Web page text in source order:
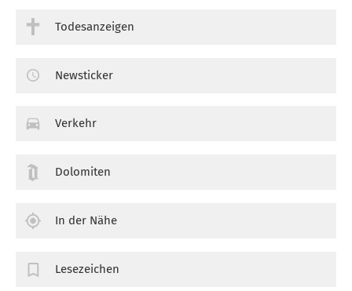
Todesanzeigen
Newsticker
Verkehr
Dolomiten
In der Nähe
Lesezeichen